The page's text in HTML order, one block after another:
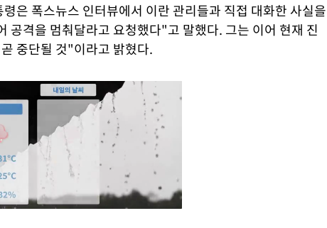
은 폭스뉴스 인터뷰에서 이란 관리들과 직접 대화한 사실을
공격을 멈춰달라고 요청했다"고 말했다. 그는 이어 현재 진
중단될 것"이라고 밝혔다.